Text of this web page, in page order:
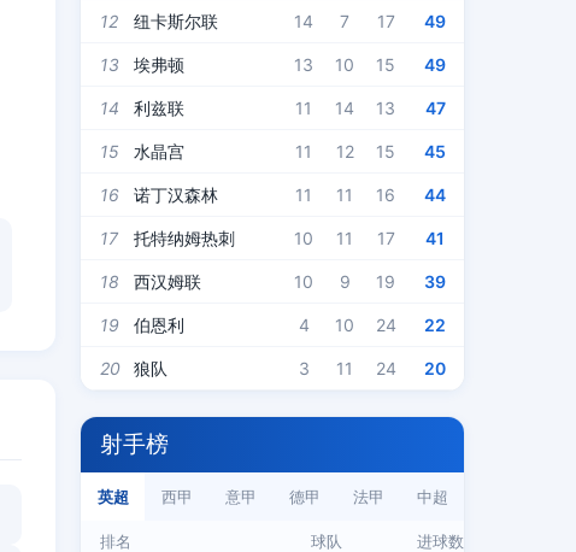
12 纽卡斯尔联 14 7 17 49
13 埃弗顿 13 10 15 49
14 利兹联 11 14 13 47
15 水晶宫 11 12 15 45
16 诺丁汉森林 11 11 16 44
17 托特纳姆热刺 10 11 17 41
18 西汉姆联 10 9 19 39
19 伯恩利 4 10 24 22
20 狼队 3 11 24 20
射手榜
英超 西甲 意甲 德甲 法甲 中超
排名 球队 进球数